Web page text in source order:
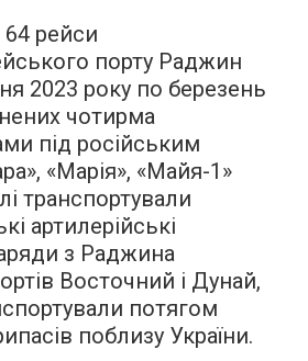
64 рейси
порту Раджин
2023 року по березень
чотирма
під російським
«Марія», «Майя-1»
транспортували
артилерійські
з Раджина
Восточний і Дунай,
потягом
поблизу України.